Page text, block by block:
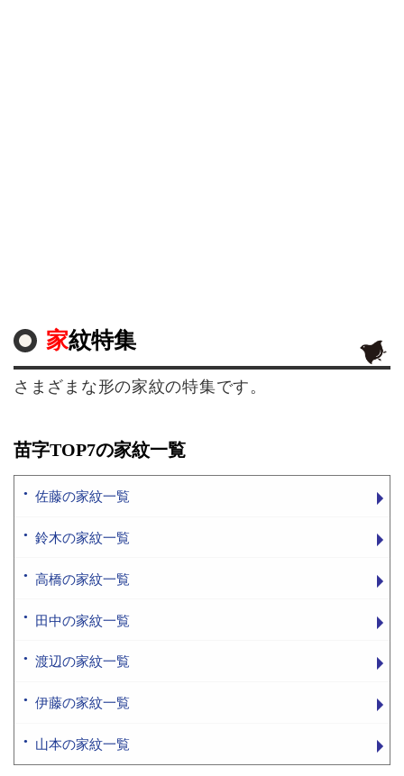
家紋特集
さまざまな形の家紋の特集です。
苗字TOP7の家紋一覧
佐藤の家紋一覧
鈴木の家紋一覧
高橋の家紋一覧
田中の家紋一覧
渡辺の家紋一覧
伊藤の家紋一覧
山本の家紋一覧